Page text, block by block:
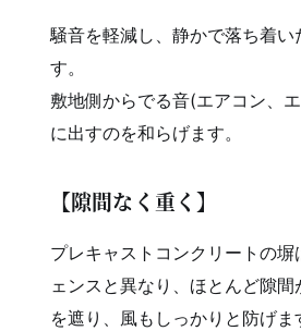
騒音を軽減し、静かで落ち着い
す。
敷地側からでる音(エアコン、
に出すのを和らげます。
【隙間なく重く】
プレキャストコンクリートの塀
ェンスと異なり、ほとんど隙
を遮り、風もしっかりと防げま